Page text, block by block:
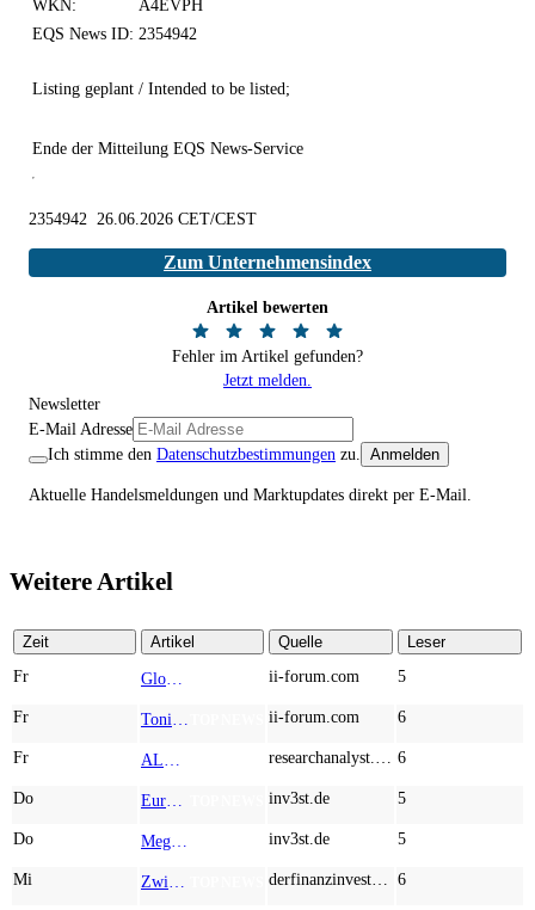
WKN:
A4EVPH
EQS News ID: 2354942
Listing geplant / Intended to be listed;
Ende der Mitteilung EQS News-Service
2354942 26.06.2026 CET/CEST
Zum Unternehmensindex
Artikel bewerten
Fehler im Artikel gefunden?
Jetzt melden.
Newsletter
E-Mail Adresse
Ich stimme den Datenschutzbestimmungen zu. Anmelden
Aktuelle Handelsmeldungen und Marktupdates direkt per E-Mail.
Weitere Artikel
Zeit Artikel Quelle
Leser
Fr
ii-forum.com 5
Fr ii-forum.com 6
Fr 6
Do inv3st.de 5
Do inv3st.de 5
Mi 6